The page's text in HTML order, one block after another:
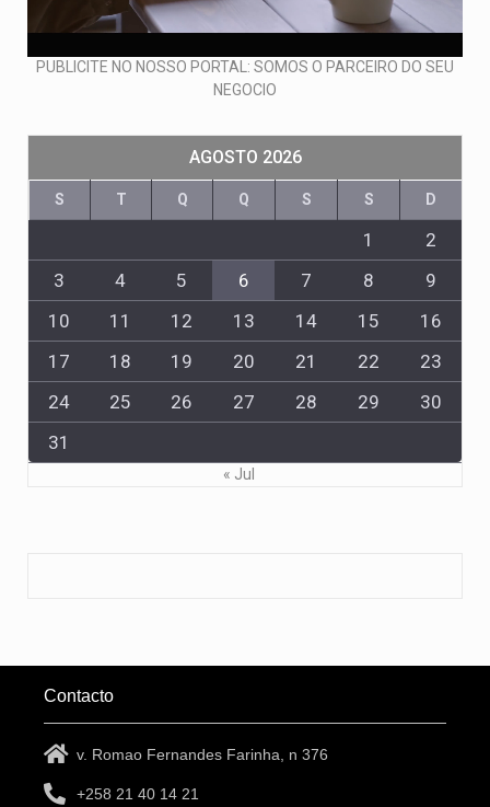
PUBLICITE NO NOSSO PORTAL: SOMOS O PARCEIRO DO SEU
NEGOCIO
AGOSTO 2026
S T Q Q S S D
1
2
3
4 5 6 7 8
9
10
11 12 13 14 15
16
17
18 19 20 21 22
23
24
25 26 27 28 29
30
31
« Jul
Contacto
v. Romao Fernandes Farinha, n 376
+258 21 40 14 21